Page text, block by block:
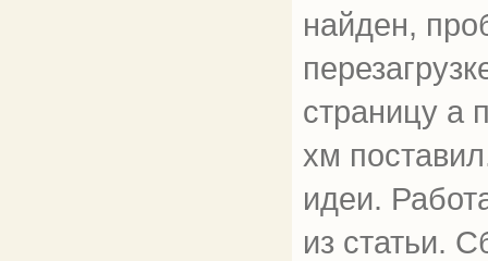
найден,
страницу а
хм
идеи.
из статьи.